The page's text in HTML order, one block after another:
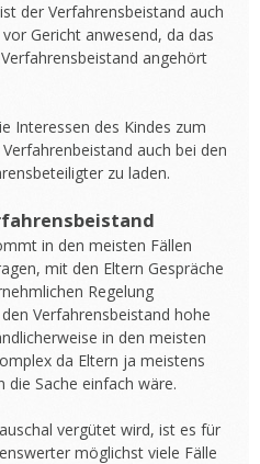
der Verfahrensbeistand auch
Gericht anwesend, da das
angehört
Interessen des Kindes zum
auch bei den
zu laden.
in den meisten Fällen
mit den Eltern Gespräche
Regelung
Verfahrensbeistand hohe
in den meisten
da Eltern ja meistens
die Sache einfach wäre.
vergütet wird, ist es für
möglichst viele Fälle